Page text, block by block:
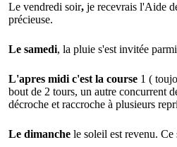
Le vendredi soir, je recevrais l'Aide
précieuse.
Le samedi, la pluie s'est invitée
L'apres midi c'est la course 1 (
bout de 2 tours, un autre concurrent
décroche et raccroche à plusieurs
Le dimanche le soleil est revenu.